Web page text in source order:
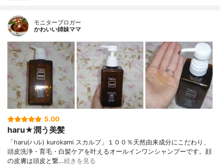
モニターブロガー
かわいい姉妹ママ
5.00
haru★潤う美髪
「haru(ハル) kurokami スカルプ」１００％天然由来成分にこだわり、
頭皮洗浄・育毛・白髪ケアを叶えるオールインワンシャンプーです。顔
の皮膚は頭皮と繋…続きを見る